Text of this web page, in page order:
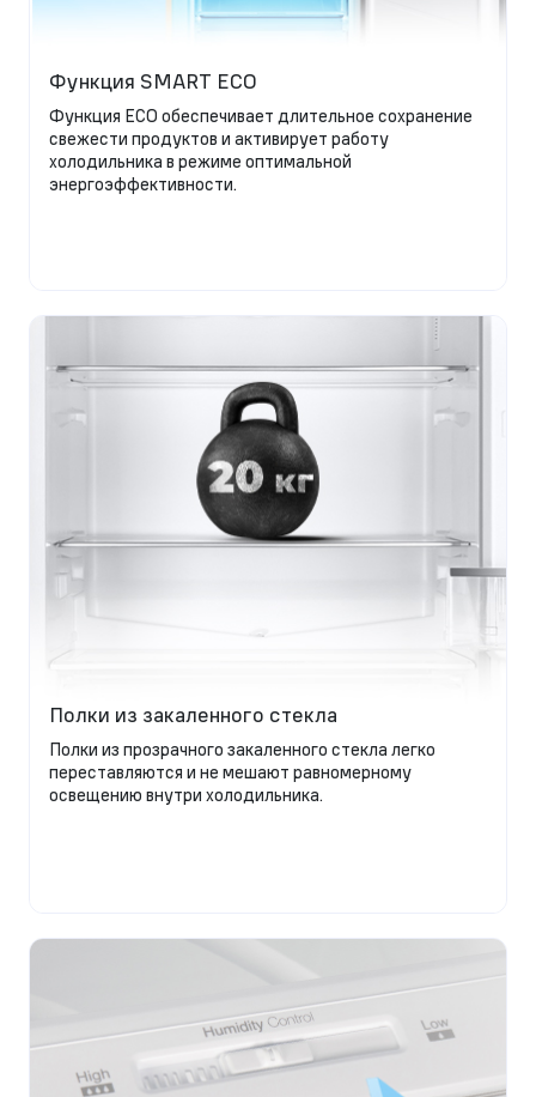
Функция SMART ECO
Функция ECO обеспечивает длительное сохранение
свежести продуктов и активирует работу
холодильника в режиме оптимальной
энергоэффективности.
Полки из закаленного стекла
Полки из прозрачного закаленного стекла легко
переставляются и не мешают равномерному
освещению внутри холодильника.